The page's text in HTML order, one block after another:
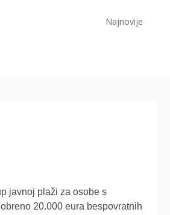
Najnovije
javnoj plaži za osobe s
20.000 eura bespovratnih